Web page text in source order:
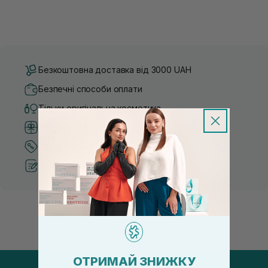
Безкоштовна доставка від 3000 UAH
Безпечні способи оплати
Тільки оригінальна косметика
Система бонусів та лояльності
Кращі ціни та топ товари
Рекомендації від косметологів
ОТРИМАЙ ЗНИЖКУ